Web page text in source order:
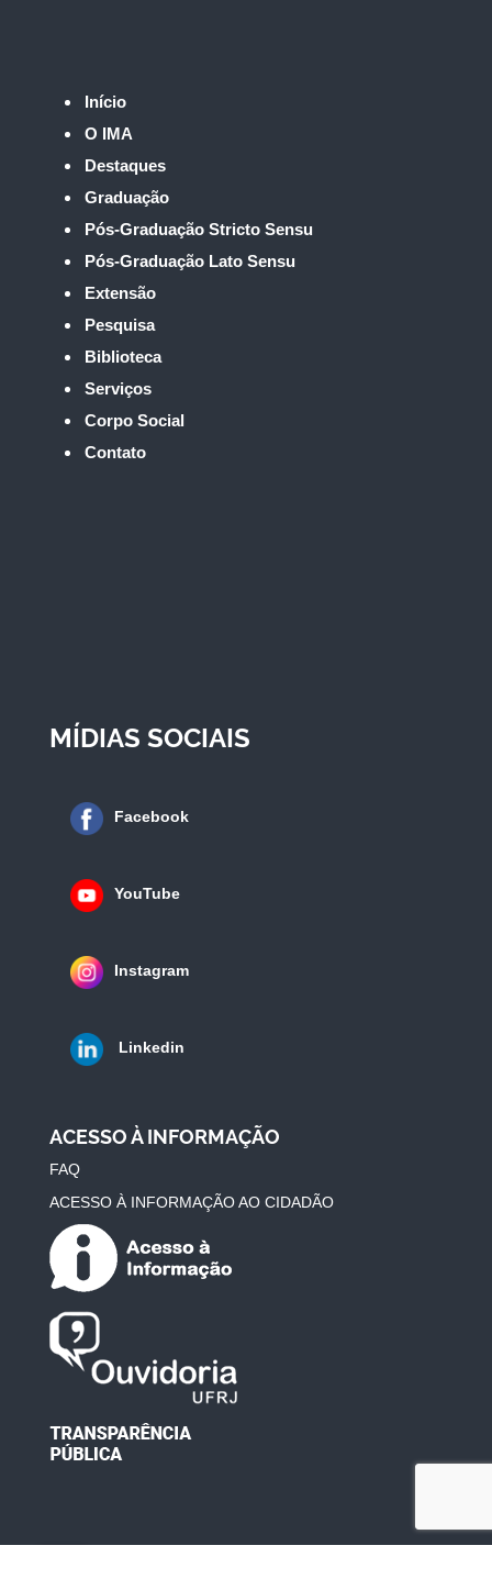
Início
O IMA
Destaques
Graduação
Pós-Graduação Stricto Sensu
Pós-Graduação Lato Sensu
Extensão
Pesquisa
Biblioteca
Serviços
Corpo Social
Contato
MÍDIAS SOCIAIS
Facebook
YouTube
Instagram
Linkedin
ACESSO À INFORMAÇÃO
FAQ
ACESSO À INFORMAÇÃO AO CIDADÃO